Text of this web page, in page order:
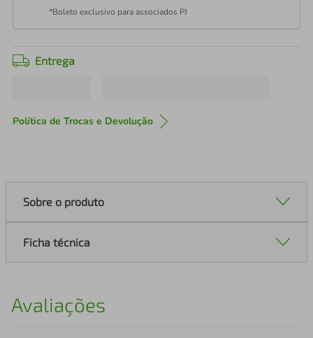
*Boleto exclusivo para associados PJ
Entrega
Política de Trocas e Devolução
Sobre o produto
Ficha técnica
Avaliações